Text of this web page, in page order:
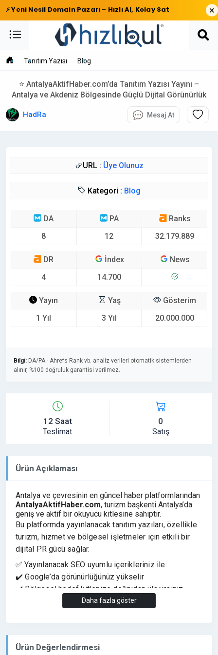
⚡ Yeni Nesil Domain Pazarı – Hızlı Al, Kolay Sat ×
Tanıtım Yazısı Blog
⭐ AntalyaAktifHaber.com’da Tanıtım Yazısı Yayını –
Antalya ve Akdeniz Bölgesinde Güçlü Dijital Görünürlük
HadRa Mesaj At
URL : Üye Olunuz
Kategori : Blog
DA
8
PA
12
Ranks
32.179.889
DR
4
İndex
14.700
News
Yayın
1 Yıl
Yaş
3 Yıl
Gösterim
20.000.000
Bilgi: DA/PA - Ahrefs Rank vb. analiz verileri otomatik sistemlerden
alınır, %100 doğruluk garantisi verilmez.
12 Saat
Teslimat
0
Satış
Ürün Açıklaması
Antalya ve çevresinin en güncel haber platformlarından
AntalyaAktifHaber.com, turizm başkenti Antalya’da
geniş ve aktif bir okuyucu kitlesine sahiptir.
Bu platformda yayınlanacak tanıtım yazıları, özellikle
turizm, hizmet ve bölgesel işletmeler için etkili bir
dijital PR gücü sağlar.
✅ Yayınlanacak SEO uyumlu içerikleriniz ile:
✔️ Google’da görünürlüğünüz yükselir
✔️ Bölgesel hedef kitlenize doğrudan ulaşırsınız
✔️ Dofollow backlink ile SEO gücü elde edersiniz
Daha fazla göster
Ürün Değerlendirmesi